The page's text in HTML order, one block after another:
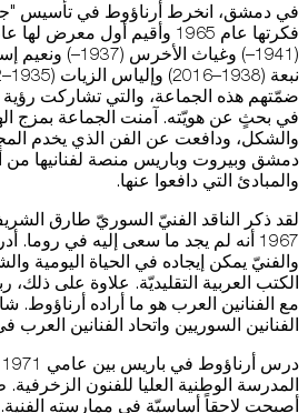
في دمشق، انخرط أرناؤوط في تأسيس
ضمّتهم هذه الجماعة، والتي تشاركت
في بحثٍ عن هويّته. آمنت الجماعة بمزج
والشكل، ودافعت عن الفن الذي يخدم
دمشق وبيروت وباريس منصة لفنانيها
والمبادئ التي دافعوا عنها.
لقد ذكر الناقد الفنيّ السوريّ طارق
1967 أنه لم يجد ما سعى إليه في روما.
والفنيّ يمكن إيجاده في الحياة اليومية
الكتب العربية التقليديّة. علاوة على ذلك،
مع الفنانين العرب هو ما أراده
الفنانين السوريين واتحاد الفنانين العرب
المدرسة الوطنية العليا للفنون
أصبحت لاحقاً أساسيّة في ممارسته الفنية.